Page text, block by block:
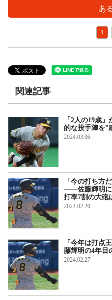
あ
1
関連記事
「2人の19歳
的な投手陣を”
2024.03.06
「今の打ち方
――佐藤輝明に
打率7割の大砲
2024.02.20
「今年は打点
藤輝明の4年目
2024.02.27